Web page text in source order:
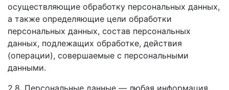
осуществляющие обработку персональных данных,
а также определяющие цели обработки
персональных данных, состав персональных
данных, подлежащих обработке, действия
(операции), совершаемые с персональными
данными.
2.8. Персональные данные — любая информация,